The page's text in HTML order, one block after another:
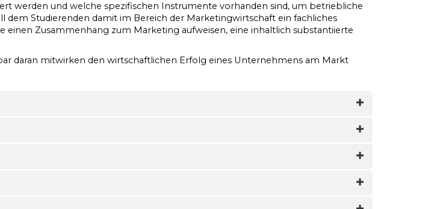
werden und welche spezifischen Instrumente vorhanden sind, um betriebliche
Studierenden damit im Bereich der Marketingwirtschaft ein fachliches
Zusammenhang zum Marketing aufweisen, eine inhaltlich substantiierte
daran mitwirken den wirtschaftlichen Erfolg eines Unternehmens am Markt